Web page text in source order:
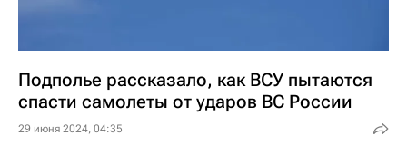
Подполье рассказало, как ВСУ пытаются
спасти самолеты от ударов ВС России
29 июня 2024, 04:35